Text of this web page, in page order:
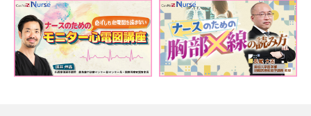
立つご講義でした。本当にありがとうございます。
★★★★
★★★★★ 2026/02/17 (火)
医師 該当なし 該当なし